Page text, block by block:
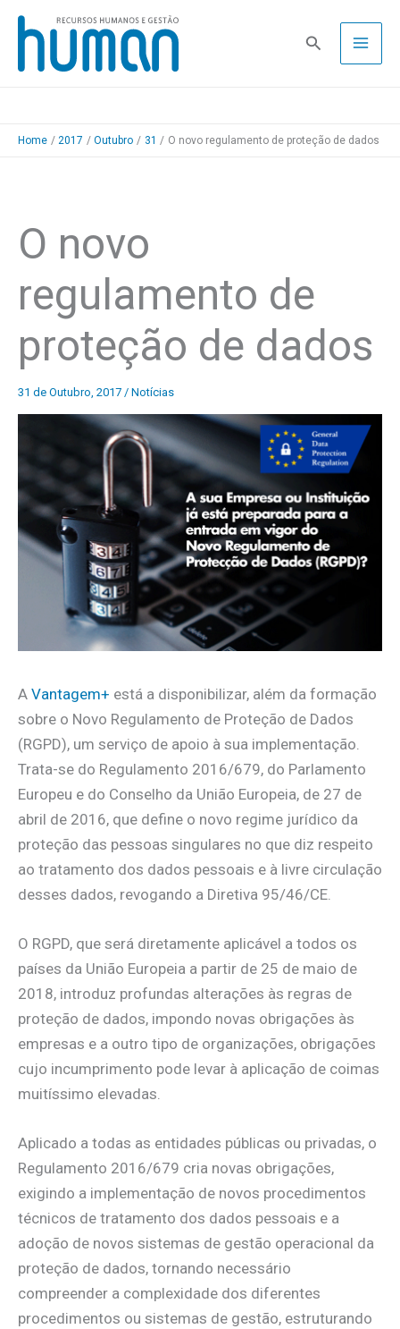
Skip
content
Pesquisa
Home 2017 Outubro 31 O novo regulamento de proteção de dados
O novo
regulamento de
proteção de dados
31 de Outubro, 2017 / Notícias
A Vantagem+ está a disponibilizar, além da formação
sobre o Novo Regulamento de Proteção de Dados
(RGPD), um serviço de apoio à sua implementação.
Trata-se do Regulamento 2016/679, do Parlamento
Europeu e do Conselho da União Europeia, de 27 de
abril de 2016, que define o novo regime jurídico da
proteção das pessoas singulares no que diz respeito
ao tratamento dos dados pessoais e à livre circulação
desses dados, revogando a Diretiva 95/46/CE.
O RGPD, que será diretamente aplicável a todos os
países da União Europeia a partir de 25 de maio de
2018, introduz profundas alterações às regras de
proteção de dados, impondo novas obrigações às
empresas e a outro tipo de organizações, obrigações
cujo incumprimento pode levar à aplicação de coimas
muitíssimo elevadas.
Aplicado a todas as entidades públicas ou privadas, o
Regulamento 2016/679 cria novas obrigações,
exigindo a implementação de novos procedimentos
técnicos de tratamento dos dados pessoais e a
adoção de novos sistemas de gestão operacional da
proteção de dados, tornando necessário
compreender a complexidade dos diferentes
procedimentos ou sistemas de gestão, estruturando